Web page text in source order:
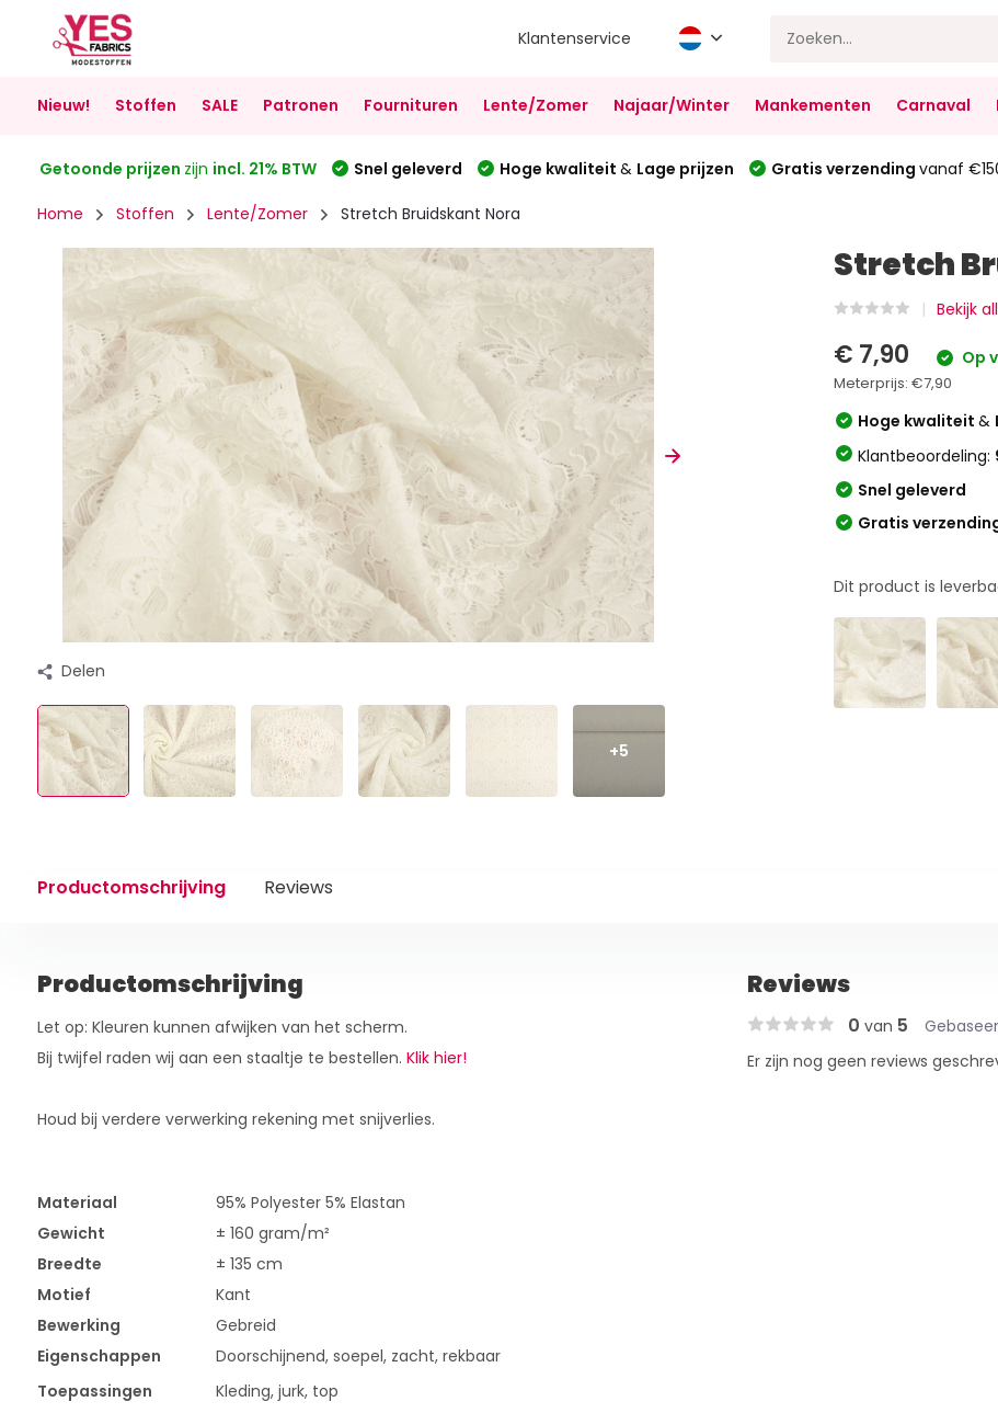
Klantenservice
Nieuw! Stoffen SALE Patronen Fournituren Lente/Zomer Najaar/Winter Mankementen Carnaval
Getoonde prijzen zijn incl. 21% BTW Snel geleverd Hoge kwaliteit & Lage prijzen Gratis verzending vanaf
Home Stoffen Lente/Zomer Stretch Bruidskant Nora
Delen
+5
Stretch
Bekijk
€ 7,90 Op
Meterprijs:€7,90
Hoge kwaliteit&
Klantbeoordeling:
Snel geleverd
Gratis
Dit product is
Productomschrijving Reviews
Productomschrijving
Let op: Kleuren kunnen afwijken van het scherm.
Bij twijfel raden wij aan een staaltje te bestellen. Klik hier!
Houd bij verdere verwerking rekening met snijverlies.
Materiaal
95% Polyester 5% Elastan
Gewicht
± 160 gram/m²
Breedte
± 135 cm
Motief
Kant
Bewerking
Gebreid
Eigenschappen
Doorschijnend, soepel, zacht, rekbaar
Toepassingen
Kleding, jurk, top
Reviews
0 van 5
Er zijn nog geen reviews